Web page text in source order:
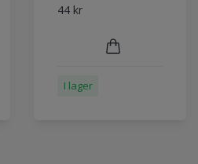
44 kr
I lager